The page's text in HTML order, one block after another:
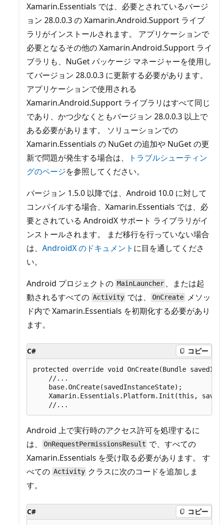
Xamarin.Essentials では、必要とされているバージ
ョン 28.0.0.3 の Xamarin.Android.Support ライブ
ラリがインストールされます。 アプリケーションで
必要となるその他の Xamarin.Android.Support ライ
ブラリも、NuGet パッケージ マネージャーを使用し
てバージョン 28.0.0.3 に更新する必要があります。
アプリケーションで使用される
Xamarin.Android.Support ライブラリはすべて同じ
であり、かつ少なくともバージョン 28.0.0.3 以上で
ある必要があります。 ソリューションでの
Xamarin.Essentials の NuGet の追加や NuGet の更
新で問題が発生する場合は、
トラブルシューティン
グのページを参照してください。
バージョン 1.5.0 以降では、Android 10.0 に対して
コンパイルする場合、Xamarin.Essentials では、必
要とされている AndroidX サポート ライブラリがイ
ンストールされます。 まだ移行を行っていない場合
は、 AndroidX のドキュメント に目を通してくださ
い。
Android プロジェクトの MainLauncher 、または起
動されるすべての Activity では、 OnCreate メソッ
ド内で Xamarin.Essentials を初期化する必要があり
ます。
C# コピー
protected override void OnCreate(Bundle
    //...
    base.OnCreate(savedInstanceState);
Xamarin.Essentials.Platform.Init(this,
Android 上で実行時のアクセス許可を処理するに
は、
OnRequestPermissionsResult で、すべての
Xamarin.Essentials を受け取る必要があります。 す
べての Activity クラスに次のコードを追加しま
す。
C# コピー